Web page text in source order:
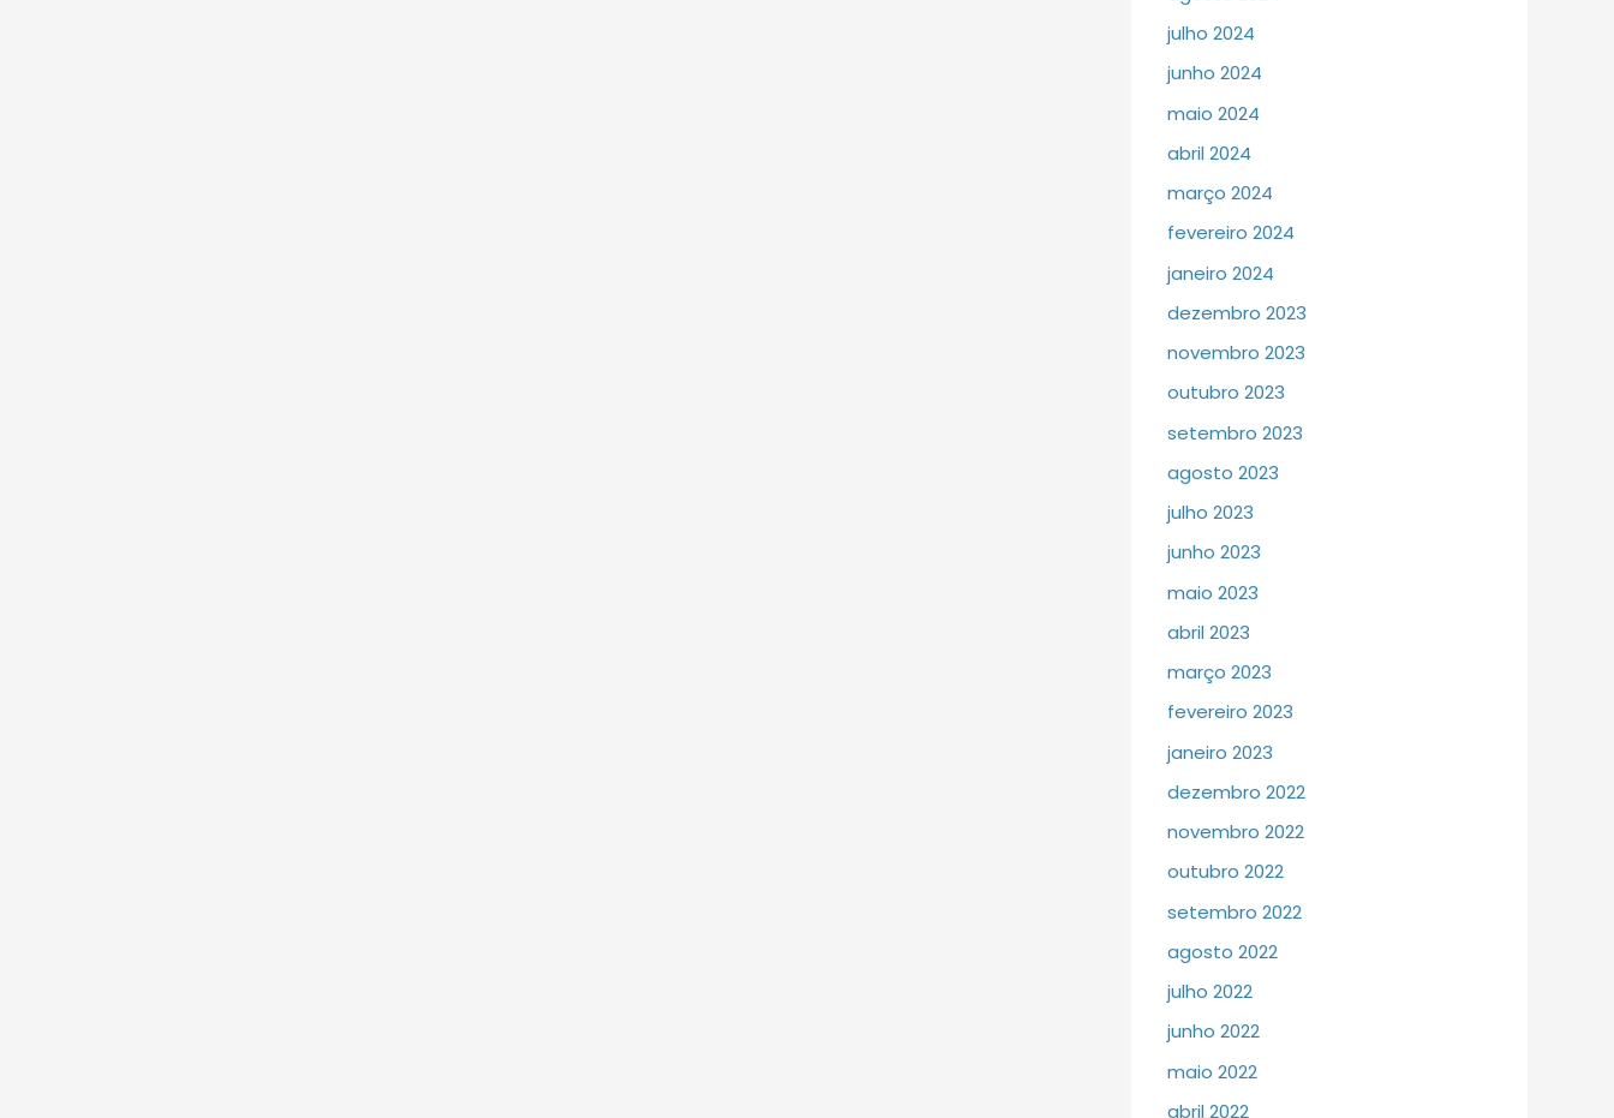
julho 2024
junho 2024
maio 2024
abril 2024
março 2024
fevereiro 2024
janeiro 2024
dezembro 2023
novembro 2023
outubro 2023
setembro 2023
agosto 2023
julho 2023
junho 2023
maio 2023
abril 2023
março 2023
fevereiro 2023
janeiro 2023
dezembro 2022
novembro 2022
outubro 2022
setembro 2022
agosto 2022
julho 2022
junho 2022
maio 2022
abril 2022